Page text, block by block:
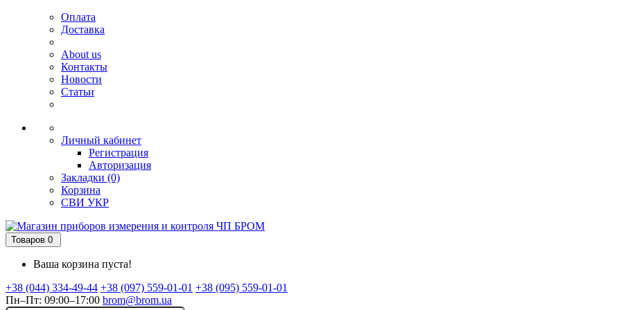
Оплата
Доставка
About us
Контакты
Новости
Статьи
Личный кабинет
Регистрация
Авторизация
Закладки (0)
Корзина
СВИ УКР
Товаров 0
Ваша корзина пуста!
+38 (044) 334-49-44 +38 (097) 559-01-01 +38 (095) 559-01-01
Пн–Пт: 09:00–17:00 brom@brom.ua